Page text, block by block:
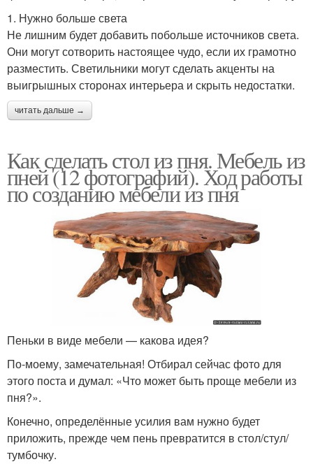
1. Нужно больше света
Не лишним будет добавить побольше источников света.
Они могут сотворить настоящее чудо, если их грамотно
разместить. Светильники могут сделать акценты на
выигрышных сторонах интерьера и скрыть недостатки.
читать дальше →
Как сделать стол из пня. Мебель из
пней (12 фотографий). Ход работы
по созданию мебели из пня
Пеньки в виде мебели — какова идея?
По-моему, замечательная! Отбирал сейчас фото для
этого поста и думал: «Что может быть проще мебели из
пня?».
Конечно, определённые усилия вам нужно будет
приложить, прежде чем пень превратится в стол/стул/
тумбочку.